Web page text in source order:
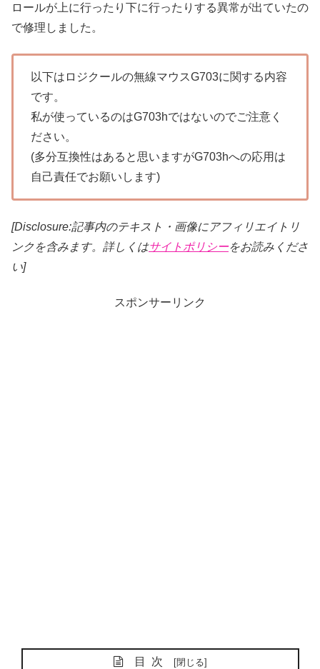
ロールが上に行ったり下に行ったりする異常が出ていたの
で修理しました。
以下はロジクールの無線マウスG703に関する内容
です。
私が使っているのはG703hではないのでご注意く
ださい。
(多分互換性はあると思いますがG703hへの応用は
自己責任でお願いします)
[Disclosure:記事内のテキスト・画像にアフィリエイトリ
ンクを含みます。詳しくはサイトポリシーをお読みくださ
い]
スポンサーリンク
目次